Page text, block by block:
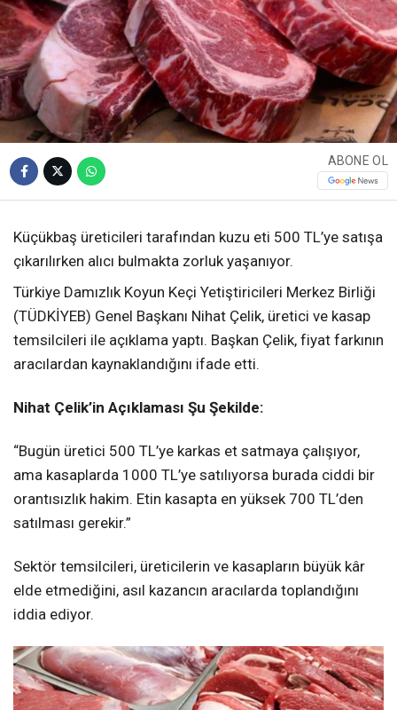
ABONE OL
Küçükbaş üreticileri tarafından kuzu eti 500 TL’ye satışa
çıkarılırken alıcı bulmakta zorluk yaşanıyor.
Türkiye Damızlık Koyun Keçi Yetiştiricileri Merkez Birliği
(TÜDKİYEB) Genel Başkanı Nihat Çelik, üretici ve kasap
temsilcileri ile açıklama yaptı. Başkan Çelik, fiyat farkının
aracılardan kaynaklandığını ifade etti.
Nihat Çelik’in Açıklaması Şu Şekilde:
“Bugün üretici 500 TL’ye karkas et satmaya çalışıyor,
ama kasaplarda 1000 TL’ye satılıyorsa burada ciddi bir
orantısızlık hakim. Etin kasapta en yüksek 700 TL’den
satılması gerekir.”
Sektör temsilcileri, üreticilerin ve kasapların büyük kâr
elde etmediğini, asıl kazancın aracılarda toplandığını
iddia ediyor.